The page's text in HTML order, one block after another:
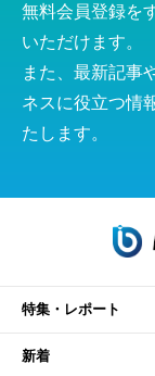
無料会員登録を
いただけます。
また、最新記事
ネスに役立つ情
たします。
特集・レポート
新着